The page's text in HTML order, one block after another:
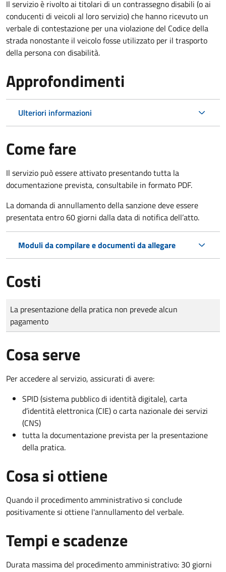
Il servizio è rivolto ai titolari di un contrassegno disabili (o ai
conducenti di veicoli al loro servizio) che hanno ricevuto un
verbale di contestazione per una violazione del Codice della
strada nonostante il veicolo fosse utilizzato per il trasporto
della persona con disabilità.
Approfondimenti
Ulteriori informazioni
Come fare
Il servizio può essere attivato presentando tutta la
documentazione prevista, consultabile in formato PDF.
La domanda di annullamento della sanzione deve essere
presentata entro 60 giorni dalla data di notifica dell’atto.
Moduli da compilare e documenti da allegare
Costi
Tipo di pagamento
Importo
La presentazione della pratica non prevede alcun
pagamento
Cosa serve
Per accedere al servizio, assicurati di avere:
SPID (sistema pubblico di identità digitale), carta
d’identità elettronica (CIE) o carta nazionale dei servizi
(CNS)
tutta la documentazione prevista per la presentazione
della pratica.
Cosa si ottiene
Quando il procedimento amministrativo si conclude
positivamente si ottiene l'annullamento del verbale.
Tempi e scadenze
Durata massima del procedimento amministrativo: 30 giorni